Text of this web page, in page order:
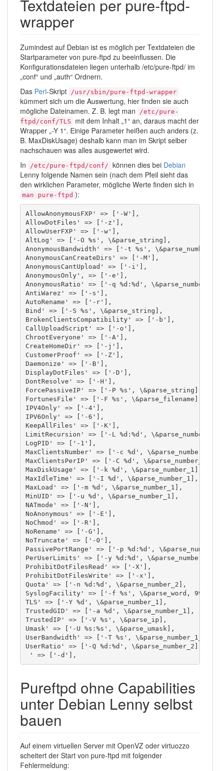
Textdateien per pure-ftpd-
wrapper
Zumindest auf Debian ist es möglich per Textdateien die
Startparameter von pure-ftpd zu beeinflussen. Die
Konfigurationsdateien liegen unterhalb /etc/pure-ftpd/ im
„conf“ und „auth“ Ordnern.
Das Perl-Skript /usr/sbin/pure-ftpd-wrapper
kümmert sich um die Auswertung, hier finden sie auch
mögliche Dateinamen. Z. B. legt man
/etc/pure-
ftpd/conf/TLS
mit dem Inhalt „1“ an, daraus macht der
Wrapper „-Y 1“. Einige Parameter heißen auch anders (z.
B. MaxDiskUsage) deshalb kann man im Skript selber
nachschauen was alles ausgewertet wird.
In
/etc/pure-ftpd/conf/ können dies bei Debian
Lenny folgende Namen sein (nach dem Pfeil sieht das
den wirklichen Parameter, mögliche Werte finden sich in
man pure-ftpd ):
AllowAnonymousFXP' => ['-W'],
AllowDotFiles' => ['-z'],
AllowUserFXP' => ['-w'],
AltLog' => ['-O %s', \&parse_string],
AnonymousBandwidth' => ['-t %s',
AnonymousCanCreateDirs' => ['-M'],
AnonymousCantUpload' => ['-i'],
AnonymousOnly', => ['-e'],
AnonymousRatio' => ['-q %d:%d',
AntiWarez' => ['-s'],
AutoRename' => ['-r'],
Bind' => ['-S %s', \&parse_string],
BrokenClientsCompatibility' => ['-b'],
CallUploadScript' => ['-o'],
ChrootEveryone' => ['-A'],
CreateHomeDir' => ['-j'],
CustomerProof' => ['-Z'],
Daemonize' => ['-B'],
DisplayDotFiles' => ['-D'],
DontResolve' => ['-H'],
ForcePassiveIP' => ['-P %s', \&parse_string],
FortunesFile' => ['-F %s', \&parse_filename],
IPV4Only' => ['-4'],
IPV6Only' => ['-6'],
KeepAllFiles' => ['-K'],
LimitRecursion' => ['-L %d:%d',
LogPID' => ['-1'],
MaxClientsNumber' => ['-c %d', \&parse_number_1],
MaxClientsPerIP' => ['-C %d', \&parse_number_1],
MaxDiskUsage' => ['-k %d', \&parse_number_1],
MaxIdleTime' => ['-I %d', \&parse_number_1],
MaxLoad' => ['-m %d', \&parse_number_1],
MinUID' => ['-u %d', \&parse_number_1],
NATmode' => ['-N'],
NoAnonymous' => ['-E'],
NoChmod' => ['-R'],
NoRename' => ['-G'],
NoTruncate' => ['-0'],
PassivePortRange' => ['-p %d:%d',
PerUserLimits' => ['-y %d:%d', \&parse_number_2],
ProhibitDotFilesRead' => ['-X'],
ProhibitDotFilesWrite' => ['-x'],
Quota' => ['-n %d:%d', \&parse_number_2],
SyslogFacility' => ['-f %s', \&parse_word, 99],
TLS' => ['-Y %d', \&parse_number_1],
TrustedGID' => ['-a %d', \&parse_number_1],
TrustedIP' => ['-V %s', \&parse_ip],
Umask' => ['-U %s:%s', \&parse_umask],
UserBandwidth' => ['-T %s', \&parse_number_1_2],
UserRatio' => ['-Q %d:%d', \&parse_number_2],
' => ['-d'],
Pureftpd ohne Capabilities
unter Debian Lenny selbst
bauen
Auf einem virtuellen Server mit OpenVZ oder virtuozzo
scheitert der Start von pure-ftpd mit folgender
Fehlermeldung: